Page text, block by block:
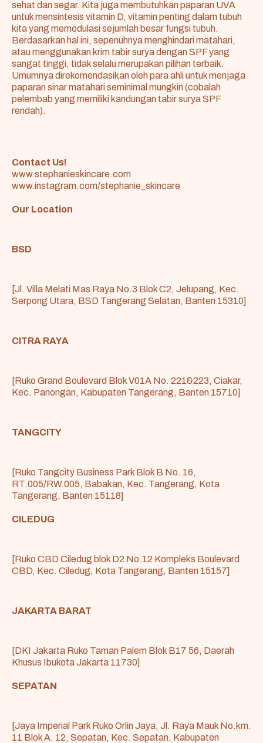
sehat dan segar. Kita juga membutuhkan paparan UVA
untuk mensintesis vitamin D, vitamin penting dalam tubuh
kita yang memodulasi sejumlah besar fungsi tubuh.
Berdasarkan hal ini, sepenuhnya menghindari matahari,
atau menggunakan krim tabir surya dengan SPF yang
sangat tinggi, tidak selalu merupakan pilihan terbaik.
Umumnya direkomendasikan oleh para ahli untuk menjaga
paparan sinar matahari seminimal mungkin (cobalah
pelembab yang memiliki kandungan tabir surya SPF
rendah).
Contact Us!
www.stephanieskincare.com
www.instagram.com/stephanie_skincare
Our Location
BSD
[Jl. Villa Melati Mas Raya No.3 Blok C2, Jelupang, Kec.
Serpong Utara, BSD Tangerang Selatan, Banten 15310]
CITRA RAYA
[Ruko Grand Boulevard Blok V01A No. 221&223, Ciakar,
Kec. Panongan, Kabupaten Tangerang, Banten 15710]
TANGCITY
[Ruko Tangcity Business Park Blok B No. 16,
RT.005/RW.005, Babakan, Kec. Tangerang, Kota
Tangerang, Banten 15118]
CILEDUG
[Ruko CBD Ciledug blok D2 No.12 Kompleks Boulevard
CBD, Kec. Ciledug, Kota Tangerang, Banten 15157]
JAKARTA BARAT
[DKI Jakarta Ruko Taman Palem Blok B17 56, Daerah
Khusus Ibukota Jakarta 11730]
SEPATAN
[Jaya Imperial Park Ruko Orlin Jaya, Jl. Raya Mauk No.km.
11 Blok A. 12, Sepatan, Kec. Sepatan, Kabupaten